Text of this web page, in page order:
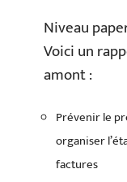
Niveau
Voici un
amont :
Prévenir le
organiser
factures